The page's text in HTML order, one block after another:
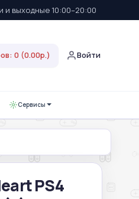
и выходные 10:00–20:00
0 (0.00р.) Войти
Сервисы
PS4